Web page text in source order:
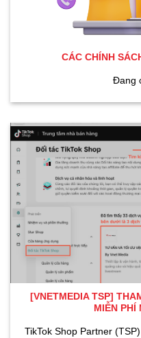
CÁC CHÍNH
Đang
[VNETMEDIA TSP]
MIỄN PHÍ
TikTok Shop Partner